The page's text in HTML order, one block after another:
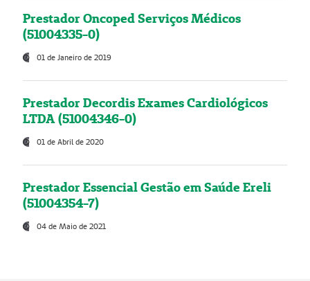
Prestador Oncoped Serviços Médicos
(51004335-0)
01 de Janeiro de 2019
Prestador Decordis Exames Cardiológicos
LTDA (51004346-0)
01 de Abril de 2020
Prestador Essencial Gestão em Saúde Ereli
(51004354-7)
04 de Maio de 2021